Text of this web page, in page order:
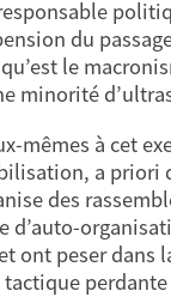
du
le
minorité
mêmes à cet
a priori
des
ont peser dans